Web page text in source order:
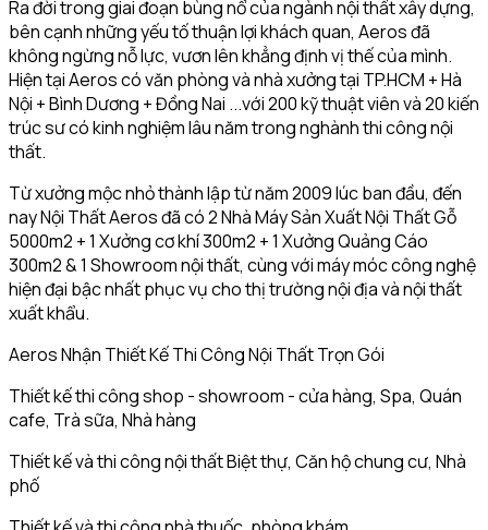
Ra đời trong giai đoạn bùng nổ của ngành nội thất xây dựng,
bên cạnh những yếu tố thuận lợi khách quan, Aeros đã
không ngừng nỗ lực, vươn lên khẳng định vị thế của mình.
Hiện tại Aeros có văn phòng và nhà xưởng tại TP.HCM + Hà
Nội + Bình Dương + Đồng Nai ...với 200 kỹ thuật viên và 20 kiến
trúc sư có kinh nghiệm lâu năm trong nghành thi công nội
thất.
Từ xưởng mộc nhỏ thành lập từ năm 2009 lúc ban đầu, đến
nay Nội Thất Aeros đã có 2 Nhà Máy Sản Xuất Nội Thất Gỗ
5000m2 + 1 Xưởng cơ khí 300m2 + 1 Xưởng Quảng Cáo
300m2 & 1 Showroom nội thất, cùng với máy móc công nghệ
hiện đại bậc nhất phục vụ cho thị trường nội địa và nội thất
xuất khẩu.
Aeros Nhận Thiết Kế Thi Công Nội Thất Trọn Gói
Thiết kế thi công shop - showroom - cửa hàng, Spa, Quán
cafe, Trà sữa, Nhà hàng
Thiết kế và thi công nội thất Biệt thự, Căn hộ chung cư, Nhà
phố